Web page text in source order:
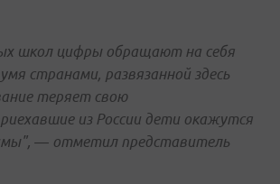
школ цифры обращают на себя
странами, развязанной здесь
теряет свою
из России дети окажутся
— отметил представитель